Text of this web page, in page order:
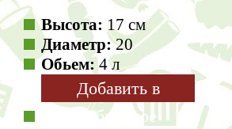
Высота: 17 см
Диаметр:20
Обьем: 4 л
Добавить в
избранное